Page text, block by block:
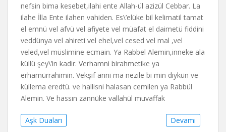
nefsin bima kesebet,ilahi ente Allah-ül azizül Cebbar. La
ilahe İlla Ente ilahen vahiden. Es\’elüke bil kelimatil tamat
el emnü vel afvü vel afiyete vel müafat el daimetü fiddini
veddünya vel ahireti vel ehel,vel cesed vel mal ,vel
veled,vel müslimine ecmain. Ya Rabbel Alemin,inneke ala
küllü şey\’in kadir. Verhamni birahmetike ya
erhamürrahimin. Vekşif anni ma nezile bi min dıykün ve
küllema eredtü. ve hallisni halasan cemilen ya Rabbül
Alemin. Ve hassın zannüke vallahül muvaffak
Devamı
Aşk Duaları